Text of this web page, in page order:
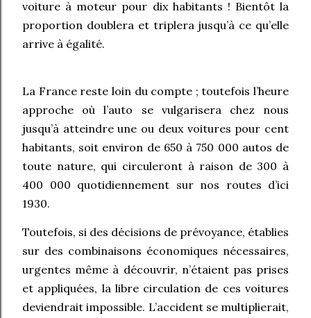
voiture à moteur pour dix habitants ! Bientôt la
proportion doublera et triplera jusqu’à ce qu’elle
arrive à égalité.
La France reste loin du compte ; toutefois l’heure
approche où l’auto se vulgarisera chez nous
jusqu’à atteindre une ou deux voitures pour cent
habitants, soit environ de 650 à 750 000 autos de
toute nature, qui circuleront à raison de 300 à
400 000 quotidiennement sur nos routes d’ici
1930.
Toutefois, si des décisions de prévoyance, établies
sur des combinaisons économiques nécessaires,
urgentes même à découvrir, n’étaient pas prises
et appliquées, la libre circulation de ces voitures
deviendrait impossible. L’accident se multiplierait,